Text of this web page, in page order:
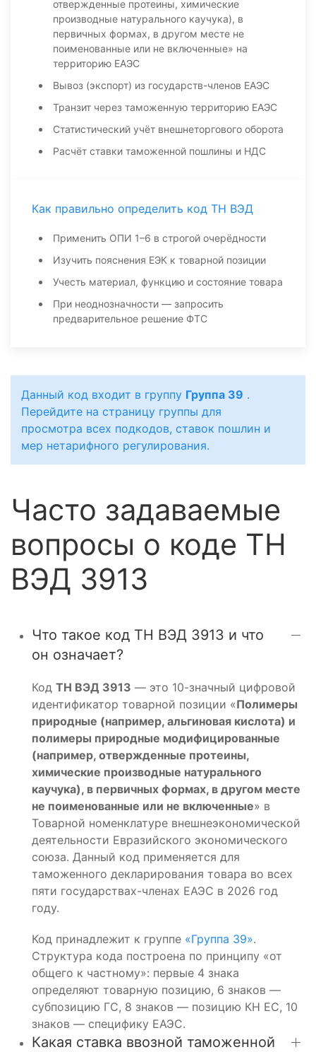
отвержденные протеины, химические
производные натурального каучука), в
первичных формах, в другом месте не
поименованные или не включенные» на
территорию ЕАЭС
Вывоз (экспорт) из государств-членов ЕАЭС
Транзит через таможенную территорию ЕАЭС
Статистический учёт внешнеторгового оборота
Расчёт ставки таможенной пошлины и НДС
Как правильно определить код ТН ВЭД
Применить ОПИ 1–6 в строгой очерёдности
Изучить пояснения ЕЭК к товарной позиции
Учесть материал, функцию и состояние товара
При неоднозначности — запросить
предварительное решение ФТС
Данный код входит в группу Группа 39 .
Перейдите на страницу группы для
просмотра всех подкодов, ставок пошлин и
мер нетарифного регулирования.
Часто задаваемые
вопросы о коде ТН
ВЭД 3913
Что такое код ТН ВЭД 3913 и что
он означает?
Код ТН ВЭД 3913 — это 10-значный цифровой
идентификатор товарной позиции «Полимеры
природные (например, альгиновая кислота) и
полимеры природные модифицированные
(например, отвержденные протеины,
химические производные натурального
каучука), в первичных формах, в другом месте
не поименованные или не включенные» в
Товарной номенклатуре внешнеэкономической
деятельности Евразийского экономического
союза. Данный код применяется для
таможенного декларирования товара во всех
пяти государствах-членах ЕАЭС в 2026 год
году.
Код принадлежит к группе «Группа 39».
Структура кода построена по принципу «от
общего к частному»: первые 4 знака
определяют товарную позицию, 6 знаков —
субпозицию ГС, 8 знаков — позицию КН ЕС, 10
знаков — специфику ЕАЭС.
Какая ставка ввозной таможенной